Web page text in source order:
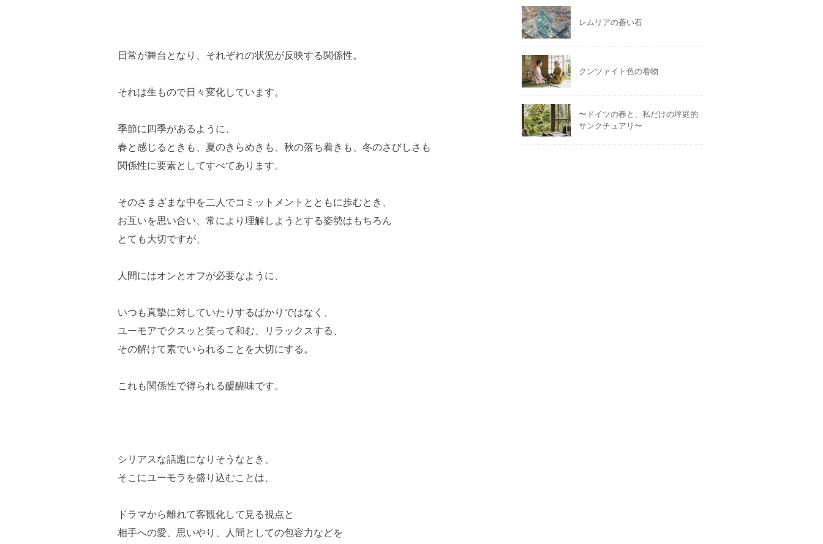
日常が舞台となり、それぞれの状況が反映する関係性。
それは生もので日々変化しています。
季節に四季があるように、
春と感じるときも、夏のきらめきも、秋の落ち着きも、冬のさびしさも
関係性に要素としてすべてあります。
そのさまざまな中を二人でコミットメントとともに歩むとき、
お互いを思い合い、常により理解しようとする姿勢はもちろん
とても大切ですが、
人間にはオンとオフが必要なように、
いつも真摯に対していたりするばかりではなく、
ユーモアでクスッと笑って和む、リラックスする、
その解けて素でいられることを大切にする。
これも関係性で得られる醍醐味です。
シリアスな話題になりそうなとき、
そこにユーモラを盛り込むことは、
ドラマから離れて客観化して見る視点と
相手への愛、思いやり、人間としての包容力などを
レムリアの蒼い石
クンツァイト色の着物
〜ドイツの春と、私だけの坪庭的
サンクチュアリ〜